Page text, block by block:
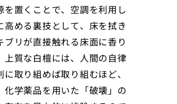
置くことで、空調を利用し
める裏技として、床を拭き
リが直接触れる床面に香り
質な白檀には、人間の自律
取り組めば取り組むほど、
学薬品を用いた「破壊」の